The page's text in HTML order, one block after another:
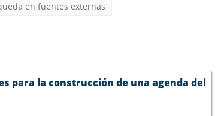
en fuentes externas
para la construcción de una agenda del